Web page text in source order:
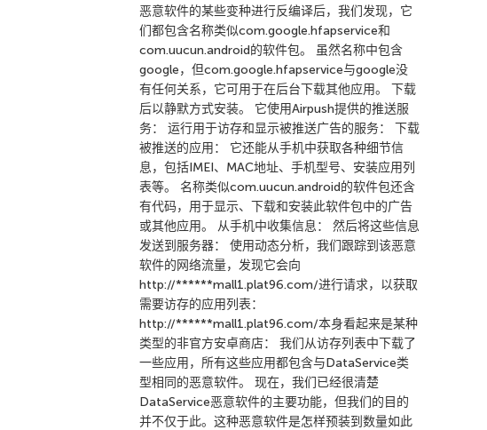
恶意软件的某些变种进行反编译后，我们发现，它
们都包含名称类似com.google.hfapservice和
com.uucun.android的软件包。 虽然名称中包含
google，但com.google.hfapservice与google没
有任何关系，它可用于在后台下载其他应用。 下载
后以静默方式安装。 它使用Airpush提供的推送服
务： 运行用于访存和显示被推送广告的服务： 下载
被推送的应用： 它还能从手机中获取各种细节信
息，包括IMEI、MAC地址、手机型号、安装应用列
表等。 名称类似com.uucun.android的软件包还含
有代码，用于显示、下载和安装此软件包中的广告
或其他应用。 从手机中收集信息： 然后将这些信息
发送到服务器： 使用动态分析，我们跟踪到该恶意
软件的网络流量，发现它会向
http://******mall1.plat96.com/进行请求，以获取
需要访存的应用列表：
http://******mall1.plat96.com/本身看起来是某种
类型的非官方安卓商店： 我们从访存列表中下载了
一些应用，所有这些应用都包含与DataService类
型相同的恶意软件。 现在，我们已经很清楚
DataService恶意软件的主要功能，但我们的目的
并不仅于此。这种恶意软件是怎样预装到数量如此